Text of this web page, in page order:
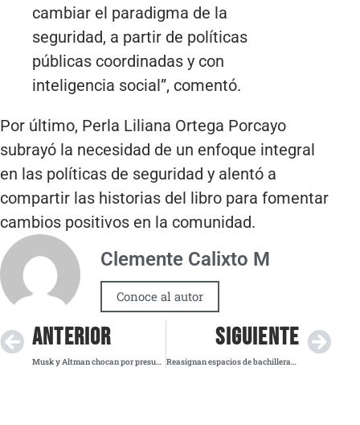
cambiar el paradigma de la
seguridad, a partir de políticas
públicas coordinadas y con
inteligencia social”, comentó.
Por último, Perla Liliana Ortega Porcayo
subrayó la necesidad de un enfoque integral
en las políticas de seguridad y alentó a
compartir las historias del libro para fomentar
cambios positivos en la comunidad.
Clemente Calixto M
Conoce al autor
ANTERIOR
Musk y Altman chocan por presunta ventaja competitiva de OpenAI en Apple
SIGUIENTE
Reasignan espacios de bachillerato en Quintana Roo para alumnos que quedaron sin lugar